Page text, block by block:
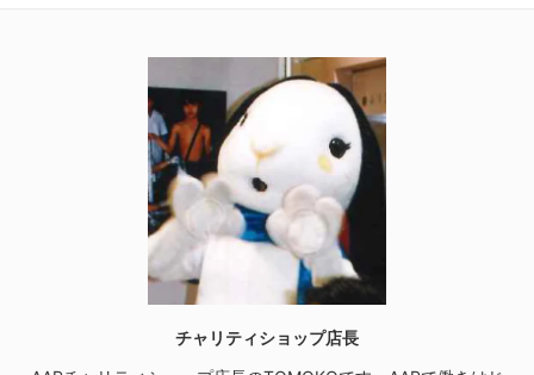
チャリティショップ店長